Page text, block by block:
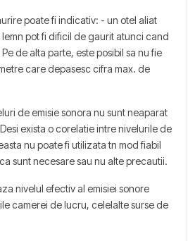
poate fi indicativ: - un otel aliat
pot fi dificil de gaurit atunci cand
de alta parte, este posibil sa nu fie
care depasesc cifra max. de
de emisie sonora nu sunt neaparat
exista o corelatie intre nivelurile de
nu poate fi utilizata tn mod fiabil
sunt necesare sau nu alte precautii.
nivelul efectiv al emisiei sonore
camerei de lucru, celelalte surse de